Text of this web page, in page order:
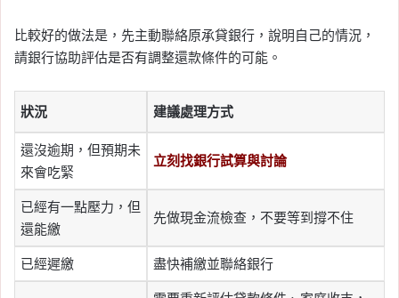
比較好的做法是，先主動聯絡原承貸銀行，說明自己的情況，
請銀行協助評估是否有調整還款條件的可能。
狀況 建議處理方式
還沒逾期，但預期未
來會吃緊
立刻找銀行試算與討論
已經有一點壓力，但
還能繳
先做現金流檢查，不要等到撐不住
已經遲繳 盡快補繳並聯絡銀行